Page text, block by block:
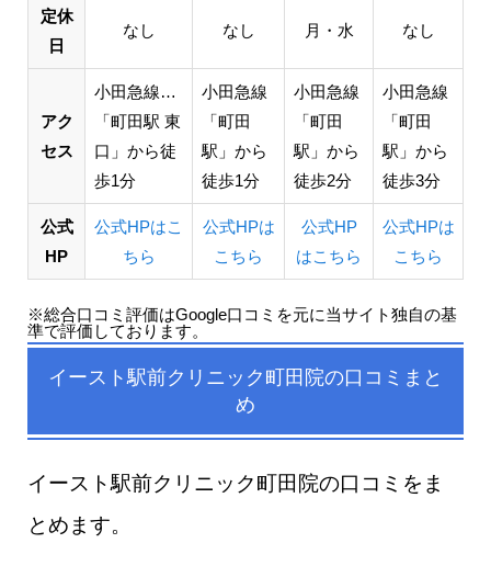
定休
日
なし なし 月・水 なし
アク
セス
小田急線…
「町田駅 東
口」から徒
歩1分
小田急線
「町田
駅」から
徒歩1分
小田急線
「町田
駅」から
徒歩2分
小田急線
「町田
駅」から
徒歩3分
公式
HP
公式HPはこ
ちら
公式HPは
こちら
公式HP
はこちら
公式HPは
こちら
※総合口コミ評価はGoogle口コミを元に当サイト独自の基
準で評価しております。
イースト駅前クリニック町田院の口コミまと
め
イースト駅前クリニック町田院の口コミをま
とめます。